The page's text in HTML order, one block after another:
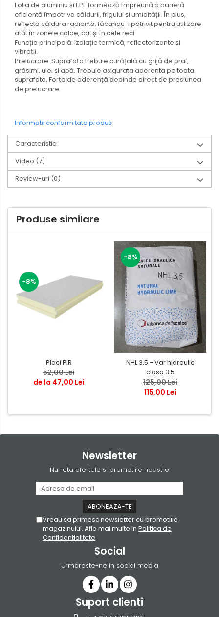
Folia de aluminiu și EPE formează împreună o barieră
eficientă împotriva căldurii, frigului și umidității. În plus,
reflectă căldura radiantă, făcându-l potrivit pentru utilizare
atât în ​​zonele calde, cât și în cele reci.
Funcția principală: Izolație termică, reflectorizante și
vibrații.
Prelucrare: Suprafața trebuie curățată cu grijă de praf,
grăsimi, ulei și apă. Trebuie asigurata aderenta pe toata
suprafata. Forța de aderență depinde direct de presiunea
de prelucrare.
Informatii conformitate produs
Caracteristici
Video (7)
Review-uri (0)
Produse similare
-8%
Placi PIR
52,00 Lei
de la 47,00 Lei
-8%
NHL 3.5 - Var hidraulic
clasa 3.5
125,00 Lei
115,00 Lei
Newsletter
Nu rata ofertele si promotiile noastre
Vreau sa primesc newsletter cu promotiile
magazinului. Afla mai multe in Politica de
Confidentialitate
Social
Urmareste-ne in social media
Suport clienti